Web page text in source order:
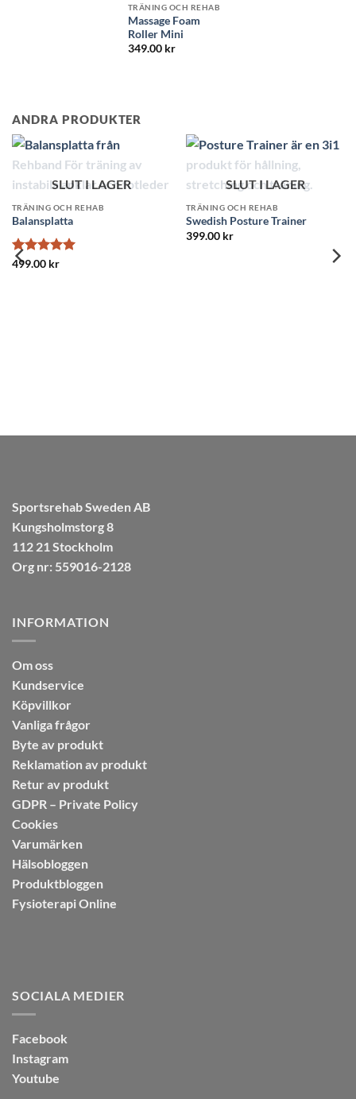
TRÄNING OCH REHAB
Massage Foam
Roller Mini
349.00 kr
ANDRA PRODUKTER
SLUT I LAGER
OCH REHAB
Posture Trainer
kr
SLUT I LAGER
Sportsrehab Sweden AB
Kungsholmstorg 8
112 21 Stockholm
Org nr: 559016-2128
INFORMATION
Om oss
Kundservice
Köpvillkor
Vanliga frågor
Byte av produkt
Reklamation av produkt
Retur av produkt
GDPR – Private Policy
Cookies
Varumärken
Hälsobloggen
Produktbloggen
Fysioterapi Online
SOCIALA MEDIER
Facebook
Instagram
Youtube